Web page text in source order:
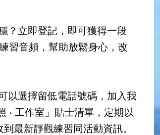
？立即登記，即可獲得一段
習音頻 ，幫助放鬆身心，改
以選擇留低電話號碼，加入我
‧ 工作室」貼士清單，定期以
最新靜觀練習同活動資訊。